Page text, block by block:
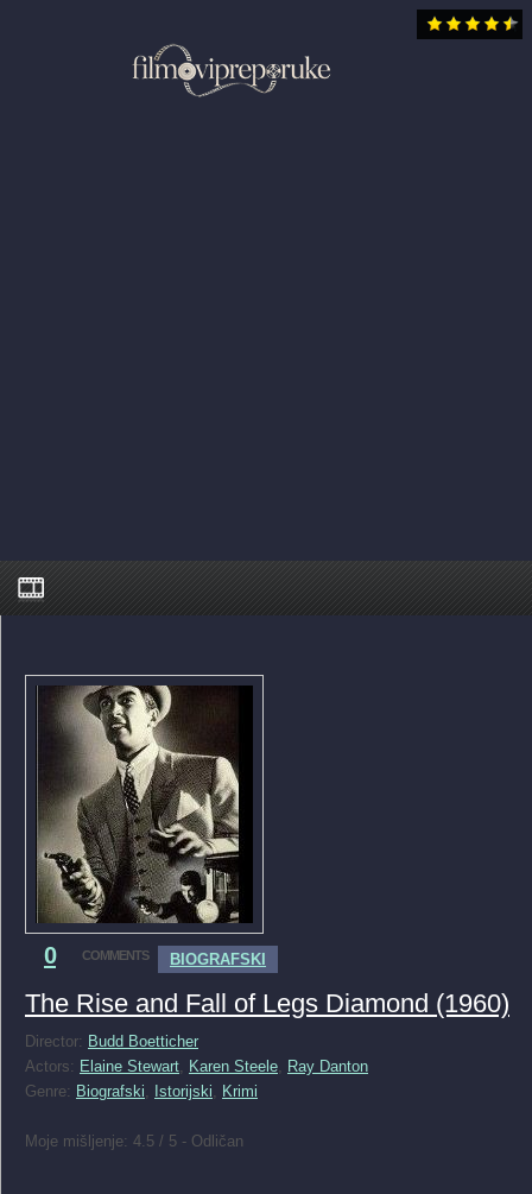
0 COMMENTS BIOGRAFSKI
The Rise and Fall of Legs Diamond (1960)
Director: Budd Boetticher
Actors: Elaine Stewart, Karen Steele, Ray Danton
Genre: Biografski, Istorijski, Krimi
Moje mišljenje: 4.5 / 5 - Odličan